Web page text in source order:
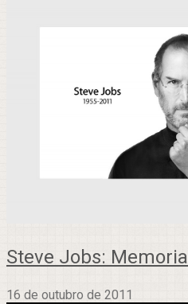
Steve Jobs: Memorial
16 de outubro de 2011